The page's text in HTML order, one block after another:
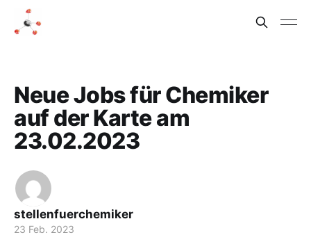
Neue Jobs für Chemiker
auf der Karte am
23.02.2023
stellenfuerchemiker
23 Feb. 2023